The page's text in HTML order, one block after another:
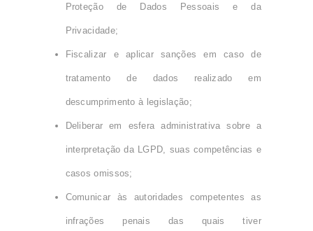
Proteção de Dados Pessoais e da
Privacidade;
Fiscalizar e aplicar sanções em caso de
tratamento de dados realizado em
descumprimento à legislação;
Deliberar em esfera administrativa sobre a
interpretação da LGPD, suas competências e
casos omissos;
Comunicar às autoridades competentes as
infrações penais das quais tiver